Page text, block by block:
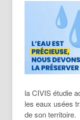
la CIVIS étudie
les eaux usées
de son territoire.